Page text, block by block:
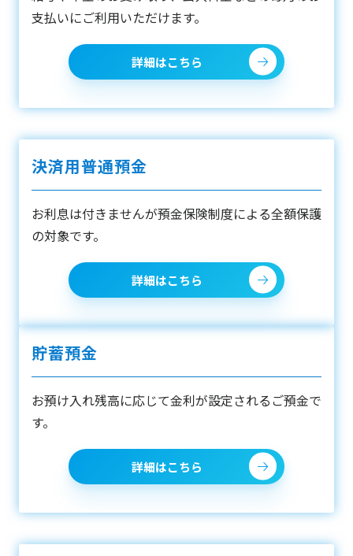
支払いにご利用いただけます。
詳細はこちら
決済用普通預金
お利息は付きませんが預金保険制度による全額保護
の対象です。
詳細はこちら
貯蓄預金
お預け入れ残高に応じて金利が設定されるご預金で
す。
詳細はこちら